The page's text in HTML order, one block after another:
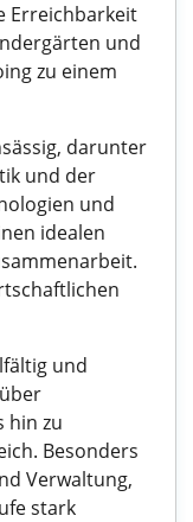
Erreichbarkeit
und
zu einem
darunter
und der
und
idealen
und
hin zu
Besonders
Verwaltung,
stark